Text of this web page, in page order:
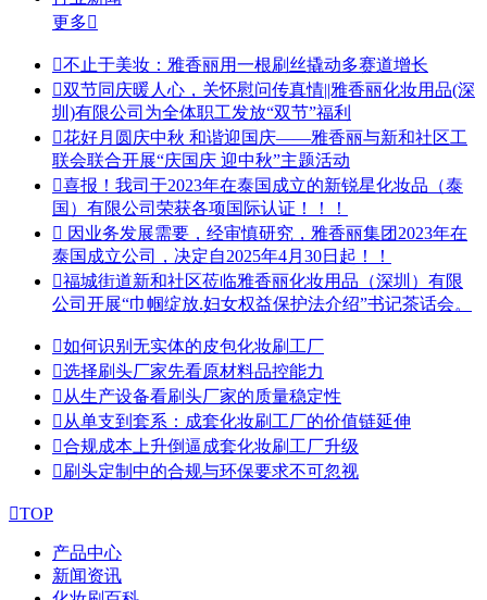
更多
不止于美妆：雅香丽用一根刷丝撬动多赛道增长
双节同庆暖人心，关怀慰问传真情||雅香丽化妆用品(深
圳)有限公司为全体职工发放“双节”福利
花好月圆庆中秋 和谐迎国庆——雅香丽与新和社区工
联会联合开展“庆国庆 迎中秋”主题活动
喜报！我司于2023年在泰国成立的新锐星化妆品（泰
国）有限公司荣获各项国际认证！！！
 因业务发展需要，经审慎研究，雅香丽集团2023年在
泰国成立公司，决定自2025年4月30日起！！
福城街道新和社区莅临雅香丽化妆用品（深圳）有限
公司开展“巾帼绽放.妇女权益保护法介绍”书记茶话会。
如何识别无实体的皮包化妆刷工厂
选择刷头厂家先看原材料品控能力
从生产设备看刷头厂家的质量稳定性
从单支到套系：成套化妆刷工厂的价值链延伸
合规成本上升倒逼成套化妆刷工厂升级
刷头定制中的合规与环保要求不可忽视
TOP
产品中心
新闻资讯